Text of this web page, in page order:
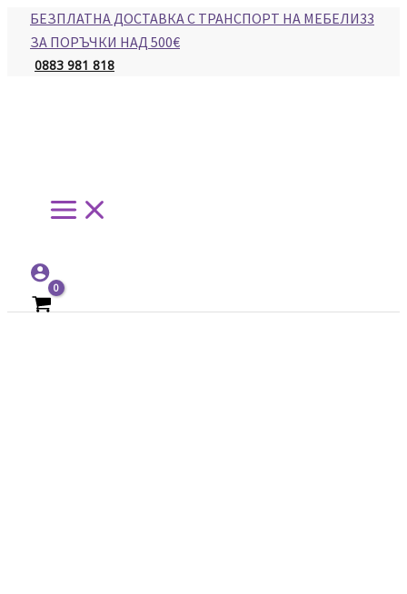
content
БЕЗПЛАТНА ДОСТАВКА С ТРАНСПОРТ НА МЕБЕЛИ33
ЗА ПОРЪЧКИ НАД 500€
0883 981 818
Menu